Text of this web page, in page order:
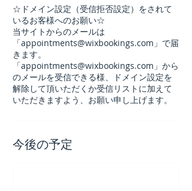
☆ドメイン設定（受信拒否設定）をされて
いるお客様へのお願い☆
当サイトからのメールは
「appointments@wixbookings.com」で届
きます。
「appointments@wixbookings.com」から
のメールを受信できる様、ドメイン設定を
解除して頂いただくか受信リストに加えて
いただきますよう、お願い申し上げます。
今後の予定